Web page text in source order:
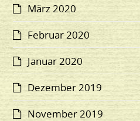
März 2020
Februar 2020
Januar 2020
Dezember 2019
November 2019